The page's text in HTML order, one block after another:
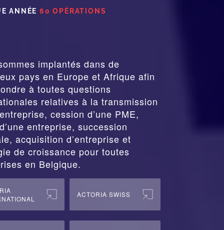
ANNÉE 60 OPÉRATIONS
implantés dans de
pays en Europe et Afrique afin
à toutes questions
relatives à la transmission
cession d’une PME,
entreprise, succession
acquisition d’entreprise et
de croissance pour toutes
en Belgique.
ACTORIA SWISS